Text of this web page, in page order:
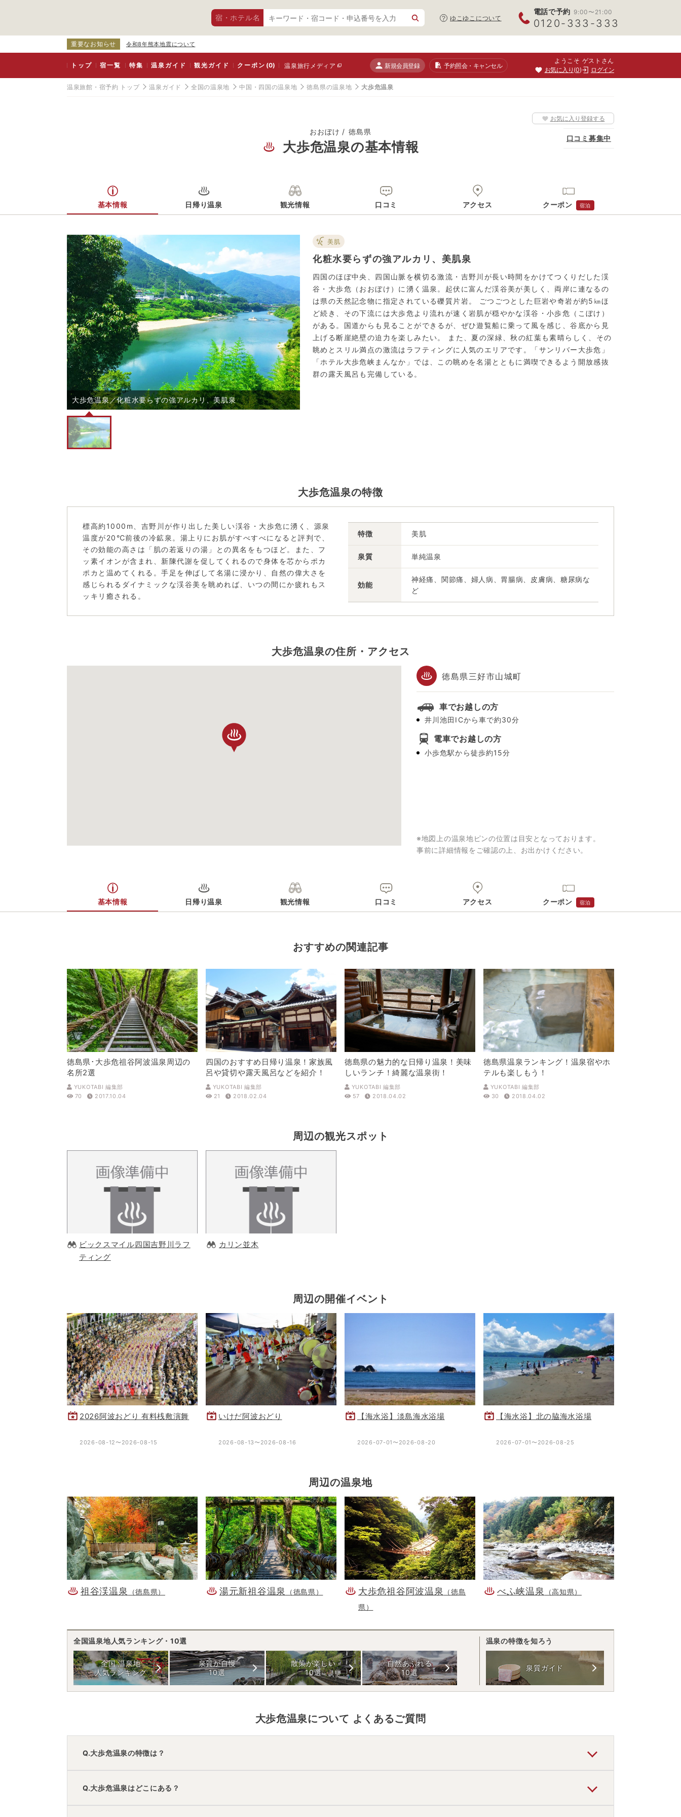
宿・ホテル名 ゆこゆこについて
電話で予約 9:00〜21:00
0120-333-333
重要なお知らせ 令和8年熊本地震について
トップ 宿一覧 特集 温泉ガイド 観光ガイド クーポン(0) 温泉旅行メディア 新規会員登録 予約照会・キャンセル
ようこそ ゲストさん
お気に入り 0 ログイン
温泉旅館・宿予約 トップ 温泉ガイド 全国の温泉地 中国・四国の温泉地 徳島県の温泉地 大歩危温泉
おおぼけ 徳島県
大歩危温泉の基本情報
お気に入り登録する
口コミ募集中
基本情報 日帰り温泉 観光情報 口コミ アクセス クーポン 宿泊
大歩危温泉／化粧水要らずの強アルカリ、美肌泉
美肌
化粧水要らずの強アルカリ、美肌泉
四国のほぼ中央、四国山脈を横切る激流・吉野川が長い時間をかけてつくりだした渓
谷・大歩危（おおぼけ）に湧く温泉。起伏に富んだ渓谷美が美しく、両岸に連なるの
は県の天然記念物に指定されている礫質片岩。 ごつごつとした巨岩や奇岩が約5㎞ほ
ど続き、その下流には大歩危より流れが速く岩肌が穏やかな渓谷・小歩危（こぼけ）
がある。国道からも見ることができるが、ぜひ遊覧船に乗って風を感じ、谷底から見
上げる断崖絶壁の迫力を楽しみたい。 また、夏の深緑、秋の紅葉も素晴らしく、その
眺めとスリル満点の激流はラフティングに人気のエリアです。「サンリバー大歩危」
「ホテル大歩危峡まんなか」では、この眺めを名湯とともに満喫できるよう開放感抜
群の露天風呂も完備している。
大歩危温泉の特徴
標高約1000m、吉野川が作り出した美しい渓谷・大歩危に湧く、源泉
温度が20℃前後の冷鉱泉。湯上りにお肌がすべすべになると評判で、
その効能の高さは「肌の若返りの湯」との異名をもつほど。また、フ
ッ素イオンが含まれ、新陳代謝を促してくれるので身体を芯からポカ
ポカと温めてくれる。手足を伸ばして名湯に浸かり、自然の偉大さを
感じられるダイナミックな渓谷美を眺めれば、いつの間にか疲れもス
ッキリ癒される。
特徴 美肌
泉質 単純温泉
効能
神経痛、関節痛、婦人病、胃腸病、皮膚病、糖尿病な
ど
大歩危温泉の住所・アクセス
徳島県三好市山城町
車でお越しの方
井川池田ICから車で約30分
電車でお越しの方
小歩危駅から徒歩約15分
※地図上の温泉地ピンの位置は目安となっております。
事前に詳細情報をご確認の上、お出かけください。
基本情報 日帰り温泉 観光情報 口コミ アクセス クーポン 宿泊
おすすめの関連記事
徳島県･大歩危祖谷阿波温泉周辺の
名所2選
YUKOTABI 編集部
70
2017.10.04
四国のおすすめ日帰り温泉！家族風
呂や貸切や露天風呂などを紹介！
YUKOTABI 編集部
21
2018.02.04
徳島県の魅力的な日帰り温泉！美味
しいランチ！綺麗な温泉街！
YUKOTABI 編集部
57
2018.04.02
徳島県温泉ランキング！温泉宿やホ
テルも楽しもう！
YUKOTABI 編集部
30
2018.04.02
周辺の観光スポット
ビックスマイル四国吉野川ラフ
ティング
カリン並木
周辺の開催イベント
2026阿波おどり 有料桟敷演舞
2026-08-12〜2026-08-15
いけだ阿波おどり
2026-08-13〜2026-08-16
【海水浴】淡島海水浴場
2026-07-01〜2026-08-20
【海水浴】北の脇海水浴場
2026-07-01〜2026-08-25
周辺の温泉地
祖谷渓温泉 （徳島県） 湯元新祖谷温泉 （徳島県） 大歩危祖谷阿波温泉
（徳島
県）
べふ峡温泉 （高知県）
全国温泉地人気ランキング・10選
全国 温泉地
人気ランキング
泉質が自慢
10選
散策が楽しい
10選
自然あふれる
10選
温泉の特徴を知ろう
泉質ガイド
大歩危温泉について よくあるご質問
Q.大歩危温泉の特徴は？
A. 温泉・お湯の特徴は さらさら
大歩危温泉の口コミ情報の詳細は
Q.大歩危温泉はどこにある？